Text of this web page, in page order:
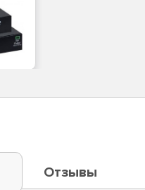
Отзывы